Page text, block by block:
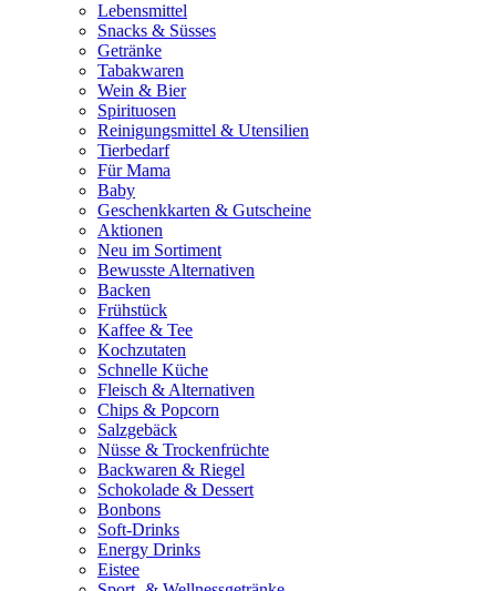
Lebensmittel
Snacks & Süsses
Getränke
Tabakwaren
Wein & Bier
Spirituosen
Reinigungsmittel & Utensilien
Tierbedarf
Für Mama
Baby
Geschenkkarten & Gutscheine
Aktionen
Neu im Sortiment
Bewusste Alternativen
Backen
Frühstück
Kaffee & Tee
Kochzutaten
Schnelle Küche
Fleisch & Alternativen
Chips & Popcorn
Salzgebäck
Nüsse & Trockenfrüchte
Backwaren & Riegel
Schokolade & Dessert
Bonbons
Soft-Drinks
Energy Drinks
Eistee